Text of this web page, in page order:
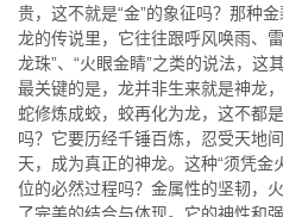
贵，这不就是“金”的象征吗？那种
龙的传说里，它往往跟呼风唤雨、
龙珠”、“火眼金睛”之类的说法，这
最关键的是，龙并非生来就是神龙
蛇修炼成蛟，蛟再化为龙，这不都
吗？它要历经千锤百炼，忍受天地
天，成为真正的神龙。这种“须凭金
位的必然过程吗？金属性的坚韧，